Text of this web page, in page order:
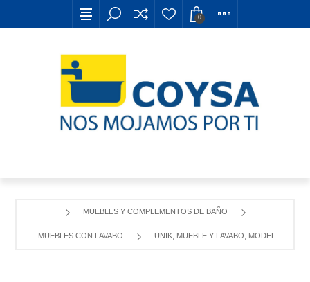
0
MUEBLES Y COMPLEMENTOS DE BAÑO
MUEBLES CON LAVABO UNIK, MUEBLE Y LAVABO, MODELO GAP